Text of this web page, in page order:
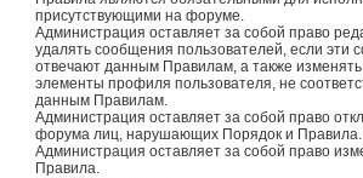
присутствующими на форуме.
Администрация оставляет за собой право
удалять сообщения пользователей, если эти
отвечают данным Правилам, а также
элементы профиля пользователя, не
данным Правилам.
Администрация оставляет за собой право
форума лиц, нарушающих Порядок и Правила.
Администрация оставляет за собой право
Правила.